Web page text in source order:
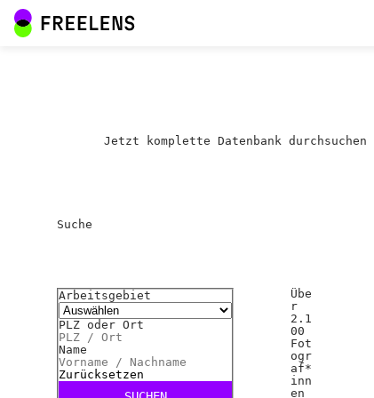
Jetzt komplette Datenbank durchsuchen
Suche
Arbeitsgebiet
PLZ oder Ort
Name
Zurücksetzen
Übe
r
2.1
00
Fot
ogr
af*
inn
en